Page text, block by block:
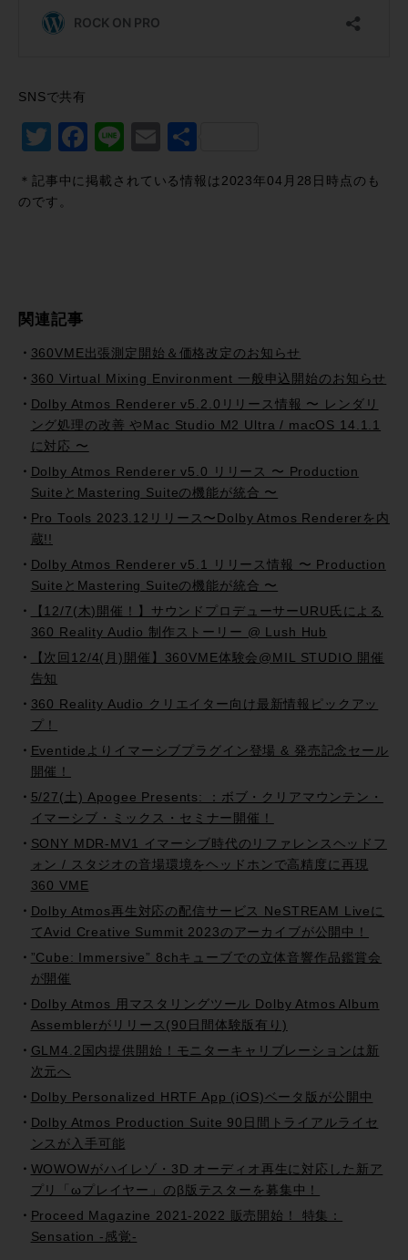
SNSで共有
Twitter
Facebook
LineEmail
有
＊記事中に掲載されている情報は2023年04月28日時点のも
のです。
関連記事
360VME出張測定開始＆価格改定のお知らせ
360 Virtual Mixing Environment 一般申込開始のお知らせ
Dolby Atmos Renderer v5.2.0リリース情報 〜 レンダリ
ング処理の改善 やMac Studio M2 Ultra / macOS 14.1.1
に対応 〜
Dolby Atmos Renderer v5.0 リリース 〜 Production
SuiteとMastering Suiteの機能が統合 〜
Pro Tools 2023.12リリース〜Dolby Atmos Rendererを内
蔵!!
Dolby Atmos Renderer v5.1 リリース情報 〜 Production
SuiteとMastering Suiteの機能が統合 〜
【12/7(木)開催！】サウンドプロデューサーURU氏による
360 Reality Audio 制作ストーリー @ Lush Hub
【次回12/4(月)開催】360VME体験会@MIL STUDIO 開催
告知
360 Reality Audio クリエイター向け最新情報ピックアッ
プ！
Eventideよりイマーシブプラグイン登場 & 発売記念セール
開催！
5/27(土) Apogee Presents: ：ボブ・クリアマウンテン・
イマーシブ・ミックス・セミナー開催！
SONY MDR-MV1 イマーシブ時代のリファレンスヘッドフ
ォン / スタジオの音場環境をヘッドホンで高精度に再現
360 VME
Dolby Atmos再生対応の配信サービス NeSTREAM Liveに
てAvid Creative Summit 2023のアーカイブが公開中！
”Cube: Immersive” 8chキューブでの立体音響作品鑑賞会
が開催
Dolby Atmos 用マスタリングツール Dolby Atmos Album
Assemblerがリリース(90日間体験版有り)
GLM4.2国内提供開始！モニターキャリブレーションは新
次元へ
Dolby Personalized HRTF App (iOS)ベータ版が公開中
Dolby Atmos Production Suite 90日間トライアルライセ
ンスが入手可能
WOWOWがハイレゾ・3D オーディオ再生に対応した新ア
プリ「ωプレイヤー」のβ版テスターを募集中！
Proceed Magazine 2021-2022 販売開始！ 特集：
Sensation -感覚-